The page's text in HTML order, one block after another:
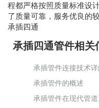
程都严格按照质量标准设
了质量可靠，服务优良的较
承插四通
承插四通管件相关
承插管件连接技术
承插管件的概述
承插管件在现代管